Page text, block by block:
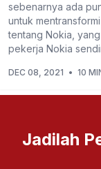
sebenarnya ada
untuk
tentang Nokia,
pekerja Nokia
DEC 08, 2021 • 10
Jadilah